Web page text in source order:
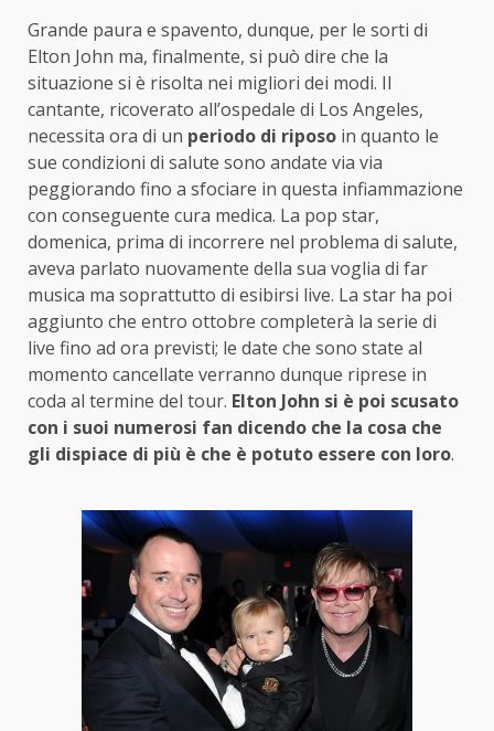
Grande paura e spavento, dunque, per le sorti di
Elton John ma, finalmente, si può dire che la
situazione si è risolta nei migliori dei modi. Il
cantante, ricoverato all’ospedale di Los Angeles,
necessita ora di un periodo di riposo in quanto le
sue condizioni di salute sono andate via via
peggiorando fino a sfociare in questa infiammazione
con conseguente cura medica. La pop star,
domenica, prima di incorrere nel problema di salute,
aveva parlato nuovamente della sua voglia di far
musica ma soprattutto di esibirsi live. La star ha poi
aggiunto che entro ottobre completerà la serie di
live fino ad ora previsti; le date che sono state al
momento cancellate verranno dunque riprese in
coda al termine del tour. Elton John si è poi scusato
con i suoi numerosi fan dicendo che la cosa che
gli dispiace di più è che è potuto essere con loro.